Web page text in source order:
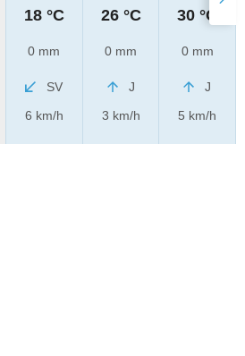
18 °C
0 mm
SV
6 km/h
26 °C
0 mm
J
3 km/h
30 °C
0 mm
J
5 km/h